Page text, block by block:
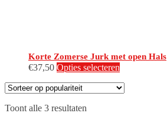
Korte Zomerse Jurk met open Hals
€37,50 Opties selecteren
heeft
Toont alle 3 resultaten